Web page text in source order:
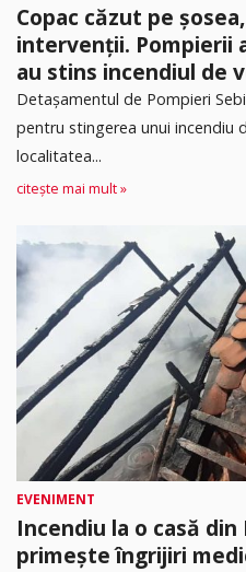
Copac căzut pe
intervenții. Pompierii
au stins incendiul de
Detașamentul de Pompieri
pentru stingerea unui incendiu
localitatea...
citește mai mult »
EVENIMENT
Incendiu la o casă
primește îngrijiri